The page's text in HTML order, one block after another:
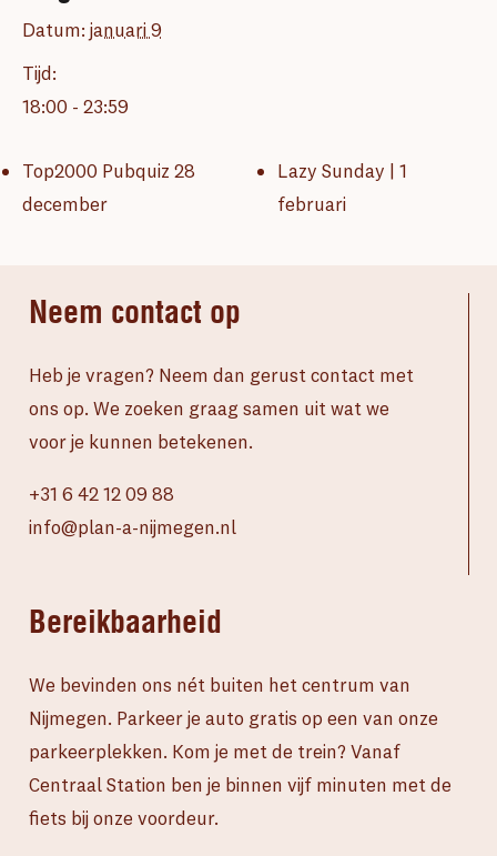
Datum: januari 9
Tijd:
18:00 - 23:59
Top2000 Pubquiz 28
december
Lazy Sunday | 1
februari
Neem contact op
Heb je vragen? Neem dan gerust contact met
ons op. We zoeken graag samen uit wat we
voor je kunnen betekenen.
+31 6 42 12 09 88
info@plan-a-nijmegen.nl
Bereikbaarheid
We bevinden ons nét buiten het centrum van
Nijmegen. Parkeer je auto gratis op een van onze
parkeerplekken. Kom je met de trein? Vanaf
Centraal Station ben je binnen vijf minuten met de
fiets bij onze voordeur.